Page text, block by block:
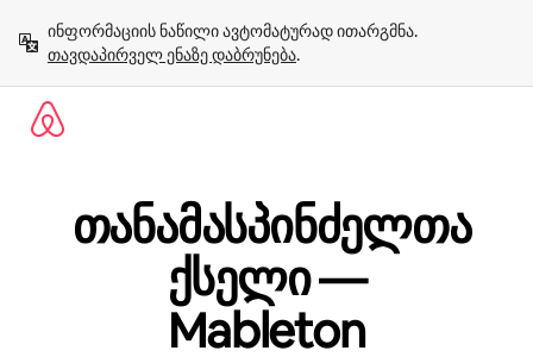
გადასვლა
თავდაპირველ ენაზე დაბრუნება.
თანამასპინძელთა
ქსელი —
Mableton